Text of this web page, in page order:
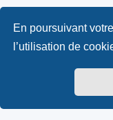
En poursuivant
l’utilisation de